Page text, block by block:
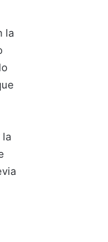
la
la